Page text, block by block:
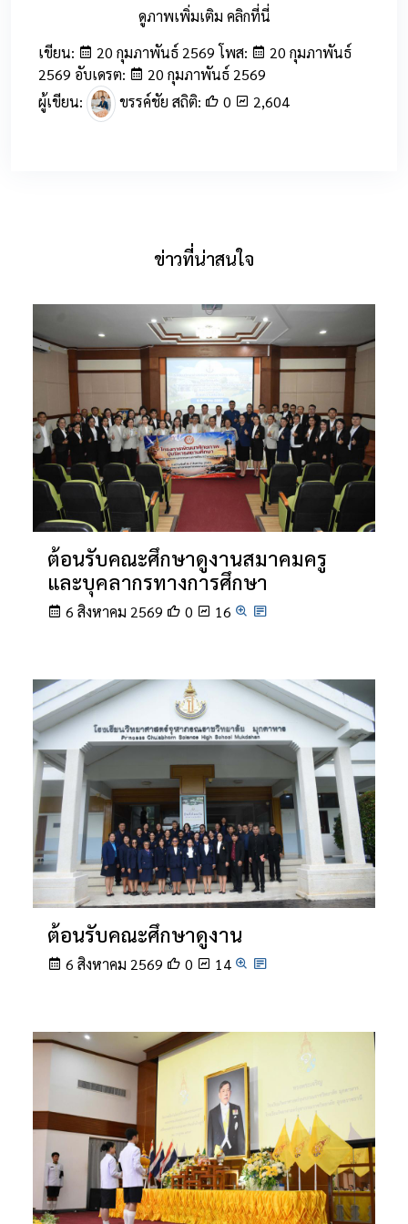
ดูภาพเพิ่มเติม คลิกที่นี่
เขียน:
20 กุมภาพันธ์ 2569 โพส:
20 กุมภาพันธ์
2569 อับเดรต:
20 กุมภาพันธ์ 2569
ผู้เขียน:
ขรรค์ชัย สถิติ: 0 2,604
ข่าวที่น่าสนใจ
ต้อนรับคณะศึกษาดูงานสมาคมครู
และบุคลากรทางการศึกษา
6 สิงหาคม 2569 0 16
ต้อนรับคณะศึกษาดูงาน
6 สิงหาคม 2569 0 14